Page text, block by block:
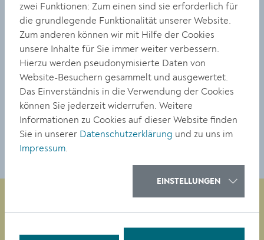
Bertschingerstraße 13
zwei Funktionen: Zum einen sind sie erforderlich für
die grundlegende Funktionalität unserer Website.
Zum anderen können wir mit Hilfe der Cookies
unsere Inhalte für Sie immer weiter verbessern.
Hierzu werden pseudonymisierte Daten von
Website-Besuchern gesammelt und ausgewertet.
Das Einverständnis in die Verwendung der Cookies
können Sie jederzeit widerrufen. Weitere
Informationen zu Cookies auf dieser Website finden
Sie in unserer Datenschutzerklärung und zu uns im
Impressum.
EINSTELLUNGEN